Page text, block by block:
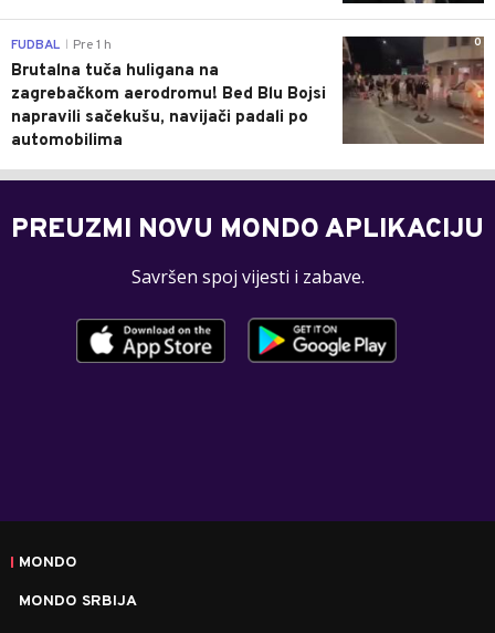
0
FUDBAL Pre 1 h
Brutalna tuča huligana na
zagrebačkom aerodromu! Bed Blu Bojsi
napravili sačekušu, navijači padali po
automobilima
PREUZMI NOVU MONDO APLIKACIJU
Savršen spoj vijesti i zabave.
MONDO
MONDO SRBIJA